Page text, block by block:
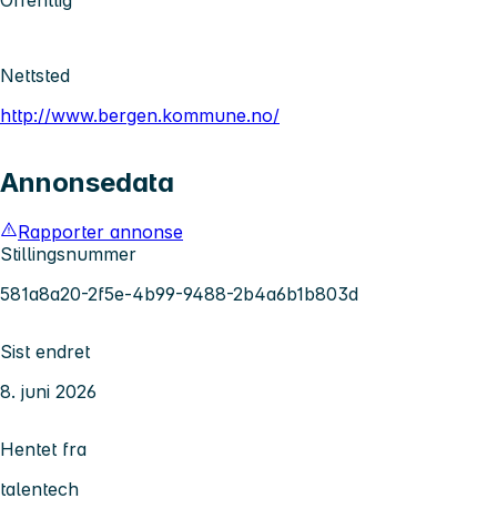
Nettsted
http://www.bergen.kommune.no/
Annonsedata
Rapporter annonse
Stillingsnummer
581a8a20-2f5e-4b99-9488-2b4a6b1b803d
Sist endret
8. juni 2026
Hentet fra
talentech